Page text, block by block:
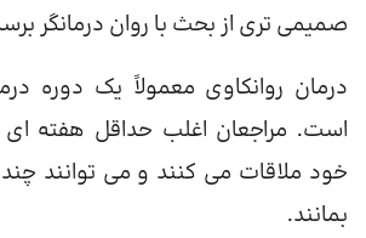
صمیمی تری از بحث با روان درمانگر
درمان روانکاوی معمولاً یک دوره
است. مراجعان اغلب حداقل هفته ای
خود ملاقات می کنند و می توانند
بمانند.